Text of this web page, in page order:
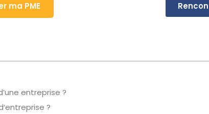
ma PME
entreprise ?
?